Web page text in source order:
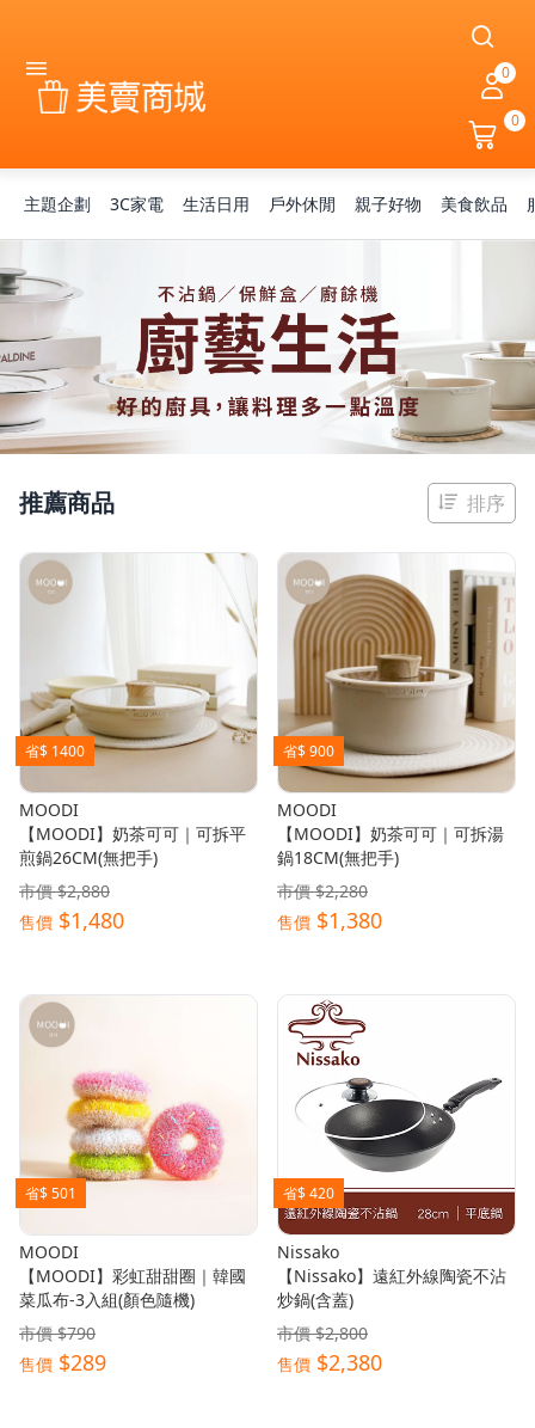
0
0
主題企劃
熱銷霸榜
3C家電 生活日用 戶外休閒 親子好物 美食飲品
推薦商品 排序
省$ 1400
MOODI
【MOODI】奶茶可可｜可拆平
煎鍋26CM(無把手)
市價 $2,880
售價 $1,480
省$ 900
MOODI
【MOODI】奶茶可可｜可拆湯
鍋18CM(無把手)
市價 $2,280
售價 $1,380
省$ 501
MOODI
【MOODI】彩虹甜甜圈｜韓國
菜瓜布-3入組(顏色隨機)
市價 $790
售價 $289
省$ 420
Nissako
【Nissako】遠紅外線陶瓷不沾
炒鍋(含蓋)
市價 $2,800
售價 $2,380